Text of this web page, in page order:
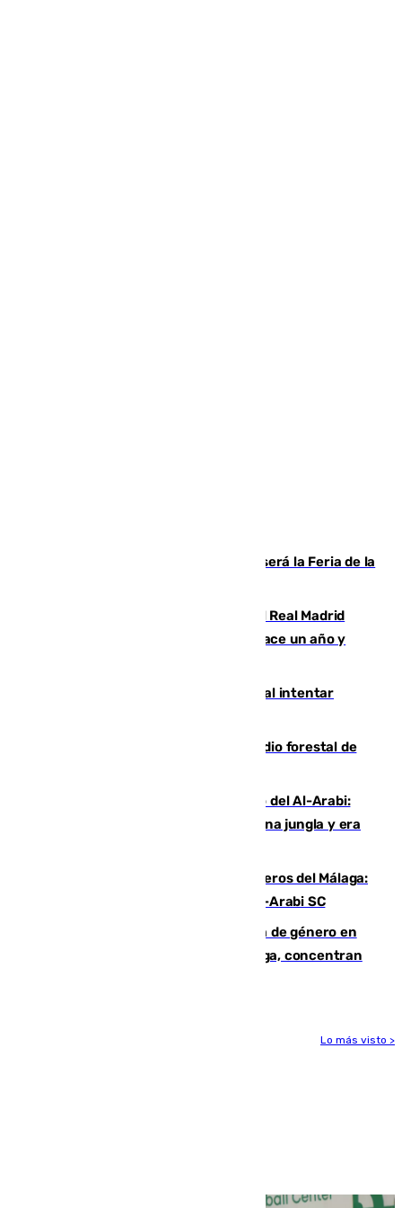
Talleres, escape room y música: así será la Feria de la
El fichaje más caro de la historia del Real Madrid
costaba 105 millones de euros menos hace un año y
Ceuta suma 82 fallecidos en el mar al intentar
Huelva eleva a emergencia el incendio forestal de
Juanfran Funes, sobre el duro juego del Al-Arabi:
“Por momentos nos hemos metido en una jungla y era
Ya se han estrenado los tres delanteros del Málaga:
Eneko Jauregui, bigoleador contra el Al-Arabi SC
35 mujeres asesinadas por violencia de género en
España en este 2026: Andalucía y Málaga, concentran
Lo más visto >